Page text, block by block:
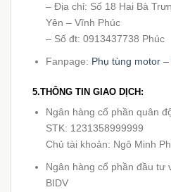
– Địa chỉ: Số 18 Hai Bà
Yên – Vĩnh Phúc
– Số đt: 0913437738 Phúc
Fanpage: Phụ tùng motor
5.THÔNG TIN GIAO DỊCH:
Ngân hàng cổ phần quân
STK: 1231358999999
Chủ tài khoản: Ngô Minh
Ngân hàng cổ phần đầu tư
BIDV